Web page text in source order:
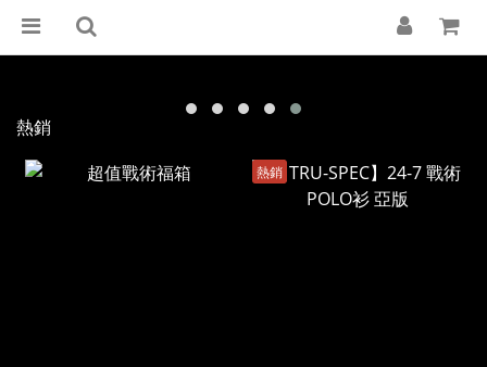
熱銷
熱銷